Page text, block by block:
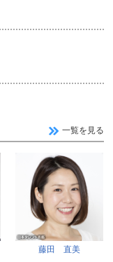
一覧を見る
藤田 直美